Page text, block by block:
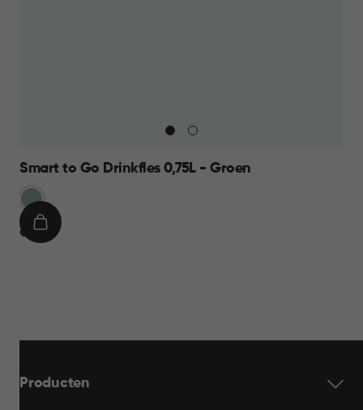
Smart to Go Drinkfles 0,75L - Groen
Groen
€
€ 9,95
IN
Producten